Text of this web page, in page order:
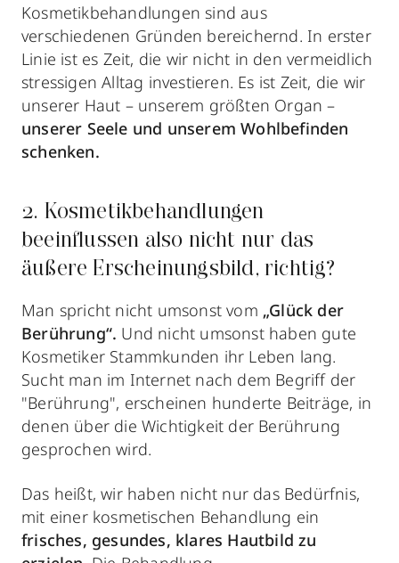
Kosmetikbehandlungen sind aus
verschiedenen Gründen bereichernd. In erster
Linie ist es Zeit, die wir nicht in den vermeidlich
stressigen Alltag investieren. Es ist Zeit, die wir
unserer Haut – unserem größten Organ –
unserer Seele und unserem Wohlbefinden
schenken.
2. Kosmetikbehandlungen
beeinflussen also nicht nur das
äußere Erscheinungsbild, richtig?
Man spricht nicht umsonst vom „Glück der
Berührung“. Und nicht umsonst haben gute
Kosmetiker Stammkunden ihr Leben lang.
Sucht man im Internet nach dem Begriff der
"Berührung", erscheinen hunderte Beiträge, in
denen über die Wichtigkeit der Berührung
gesprochen wird.
Das heißt, wir haben nicht nur das Bedürfnis,
mit einer kosmetischen Behandlung ein
frisches, gesundes, klares Hautbild zu